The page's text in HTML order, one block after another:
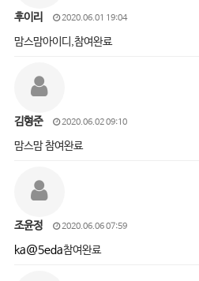
후이리 2020.06.01 19:04
맘스맘아이디,참여완료
김형준 2020.06.02 09:10
맘스맘 참여완료
조윤정 2020.06.06 07:59
ka@5eda참여완료